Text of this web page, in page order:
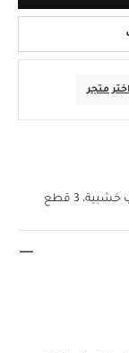
اختر متجر
3 قطع